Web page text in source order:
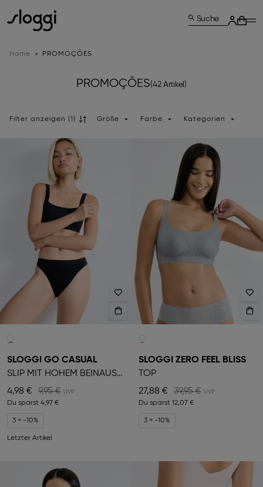
Suche
Home PROMOÇÕES
PROMOÇÕES(42 Artikel)
Filter anzeigen (1) Größe Farbe Kategorien
SLOGGI GO CASUAL
SLIP MIT HOHEM BEINAUSSCHNITT
4,98 €
9,95 €
Du sparst 4,97 €
3 = -10%
Letzter Artikel
SLOGGI ZERO FEEL BLISS
TOP
27,88 €
39,95 €
Du sparst 12,07 €
3 = -10%